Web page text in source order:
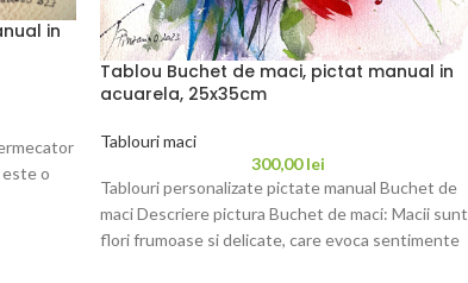
in
este o
Tablou Buchet de maci, pictat manual in
acuarela, 25x35cm
Tablouri maci
300,00lei
Tablouri personalizate pictate manual Buchet de
maci Descriere pictura Buchet de maci: Macii sunt
flori frumoase si delicate, care evoca sentimente